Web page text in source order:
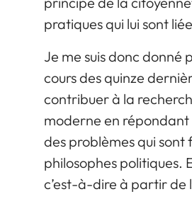
pratiques qui lui sont
Je me suis donc donné
cours des quinze
contribuer à la
moderne en répondant
des problèmes qui sont
philosophes politiques.
c’est-à-dire à partir de